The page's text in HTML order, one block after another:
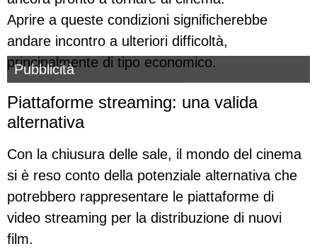
Aprire a queste condizioni significherebbe
andare incontro a ulteriori difficoltà,
principalmente di tipo economico.
Pubblicità
Piattaforme streaming: una valida
alternativa
Con la chiusura delle sale, il mondo del cinema
si è reso conto della potenziale alternativa che
potrebbero rappresentare le piattaforme di
video streaming per la distribuzione di nuovi
film.